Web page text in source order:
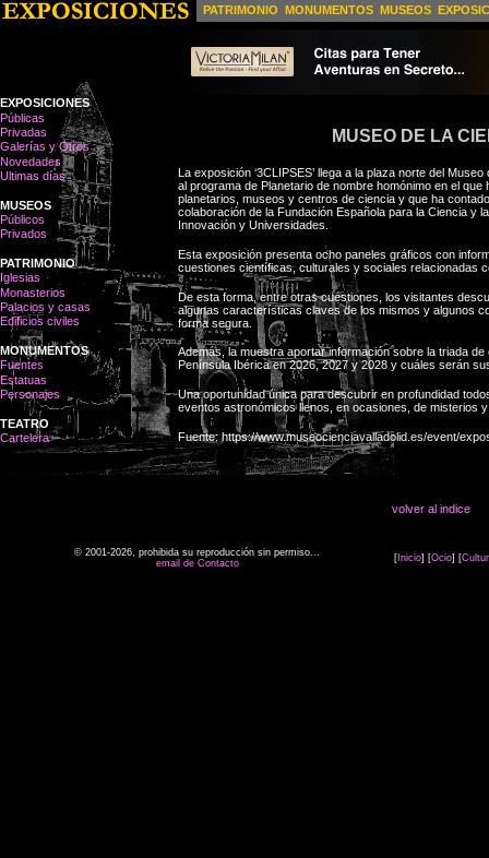
PATRIMONIO MONUMENTOS MUSEOS
EXPOSICIONES
Públicas
Privadas
Galerías y Otros
Novedades
Ultimas días
MUSEOS
Públicos
Privados
PATRIMONIO
Iglesias
Monasterios
Palacios y casas
Edificios civiles
MONUMENTOS
Fuentes
Estatuas
Personajes
TEATRO
Cartelera
MUSEO DE LA
La exposición ‘3CLIPSES’ llega a la plaza norte del
al programa de Planetario de nombre homónimo en el que
planetarios, museos y centros de ciencia y que ha
colaboración de la Fundación Española para la Ciencia y
Innovación y Universidades.
Esta exposición presenta ocho paneles gráficos con
cuestiones científicas, culturales y sociales relacionadas
De esta forma, entre otras cuestiones, los visitantes
algunas características claves de los mismos y algunos
forma segura.
Además, la muestra aportar información sobre la triada
Península Ibérica en 2026, 2027 y 2028 y cuáles serán
Una oportunidad única para descubrir en profundidad
eventos astronómicos llenos, en ocasiones, de misterios
Fuente: https://www.museocienciavalladolid.es/event/
volver al indice
© 2001-2026, prohibida su reproducción sin permiso...
email de Contacto
[ Inicio] [Ocio] [